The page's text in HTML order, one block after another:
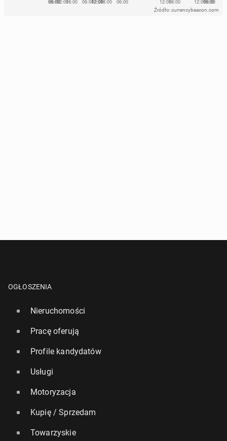
Źródło: currencybeacon.com
OGŁOSZENIA
Nieruchomości
Pracę oferują
Profile kandydatów
Usługi
Motoryzacja
Kupię / Sprzedam
Towarzyskie